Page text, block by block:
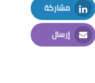
مشاركة
LinkedIn
إرسال
Email